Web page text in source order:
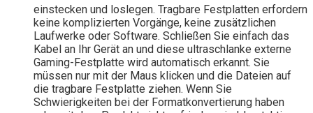
einstecken und loslegen. Tragbare Festplatten erfordern
keine komplizierten Vorgänge, keine zusätzlichen
Laufwerke oder Software. Schließen Sie einfach das
Kabel an Ihr Gerät an und diese ultraschlanke externe
Gaming-Festplatte wird automatisch erkannt. Sie
müssen nur mit der Maus klicken und die Dateien auf
die tragbare Festplatte ziehen. Wenn Sie
Schwierigkeiten bei der Formatkonvertierung haben